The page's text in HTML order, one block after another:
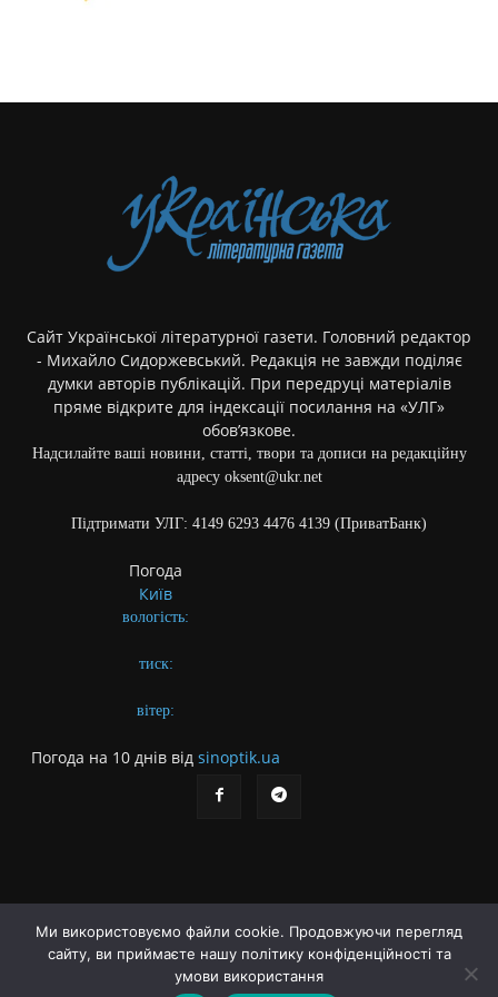
Сайт Української літературної газети. Головний редактор
- Михайло Сидоржевський. Редакція не завжди поділяє
думки авторів публікацій. При передруці матеріалів
пряме відкрите для індексації посилання на «УЛГ»
обов’язкове.
Надсилайте ваші новини, статті, твори та дописи на редакційну
адресу oksent@ukr.net
Підтримати УЛГ: 4149 6293 4476 4139 (ПриватБанк)
Погода
Київ
вологість:
тиск:
вітер:
Погода на 10 днів від sinoptik.ua
Про газету
Правила користування сайтом
Політика конфіденційності
Ми використовуємо файли cookie. Продовжуючи перегляд
сайту, ви приймаєте нашу політику конфіденційності та
умови використання